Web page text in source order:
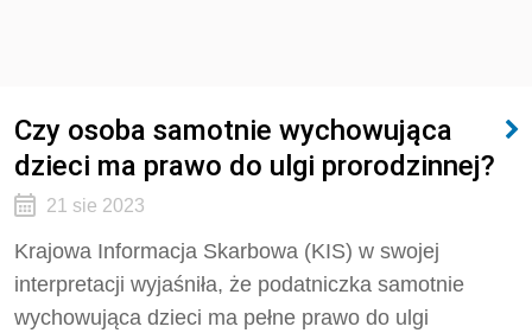
Czy osoba samotnie wychowująca
dzieci ma prawo do ulgi prorodzinnej?
21 sie 2023
Krajowa Informacja Skarbowa (KIS) w swojej
interpretacji wyjaśniła, że podatniczka samotnie
wychowująca dzieci ma pełne prawo do ulgi